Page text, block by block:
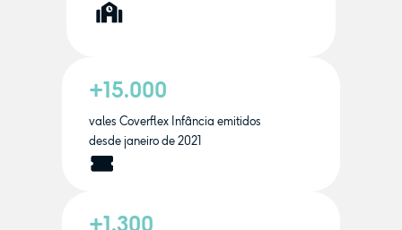
+15.000
vales Coverflex Infância emitidos
desde janeiro de 2021
+1.300